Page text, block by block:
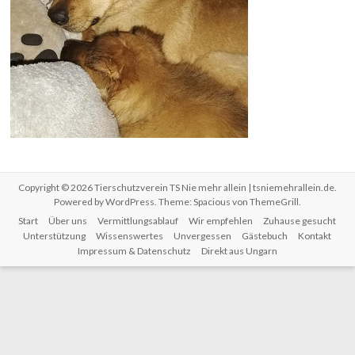
Copyright © 2026Tierschutzverein TS Nie mehr allein | tsniemehrallein.de.
Powered byWordPress. Theme: Spacious von ThemeGrill.
Start
Über uns Vermittlungsablauf Wir empfehlen
Zuhause gesucht
Unterstützung
Wissenswertes Unvergessen Gästebuch
Kontakt
Impressum & Datenschutz
Direkt aus Ungarn